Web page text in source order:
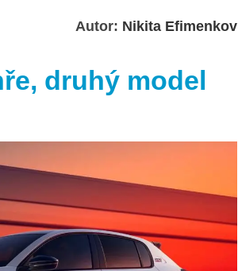
Autor: Nikita Efimenkov
druhý model